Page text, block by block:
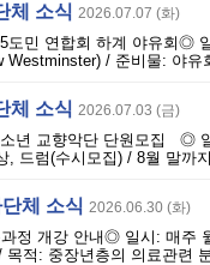
체 소식 2026.07.07 (화)
도민 연합회 하계 야유회
Westminster) / 준비물: 야
체 소식 2026.07.03 (금)
년 교향악단 단원모집 ◎
, 드럼(수시모집) / 8월 말
체 소식 2026.06.30 (화)
정 개강 안내◎ 일시: 매주
목적: 중장년층의 의료관